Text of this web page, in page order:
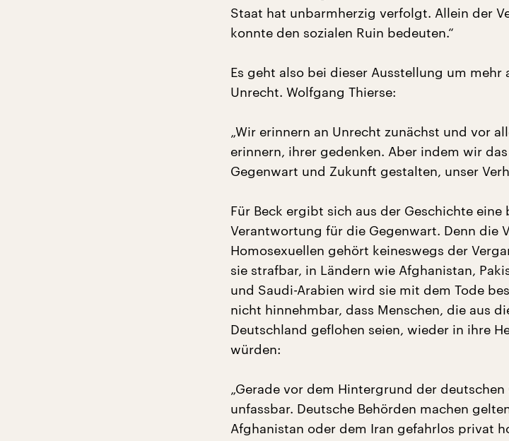
Staat hat unbarmherzig verfolgt. Allein der
konnte den sozialen Ruin bedeuten.“
Es geht also bei dieser Ausstellung um mehr
Unrecht. Wolfgang Thierse:
„Wir erinnern an Unrecht zunächst und vor
erinnern, ihrer gedenken. Aber indem wir
Gegenwart und Zukunft gestalten, unser
Für Beck ergibt sich aus der Geschichte eine
Verantwortung für die Gegenwart. Denn die
Homosexuellen gehört keineswegs der
sie strafbar, in Ländern wie Afghanistan,
und Saudi-Arabien wird sie mit dem Tode
nicht hinnehmbar, dass Menschen, die aus
Deutschland geflohen seien, wieder in ihre
würden:
„Gerade vor dem Hintergrund der
unfassbar. Deutsche Behörden machen
Afghanistan oder dem Iran gefahrlos privat